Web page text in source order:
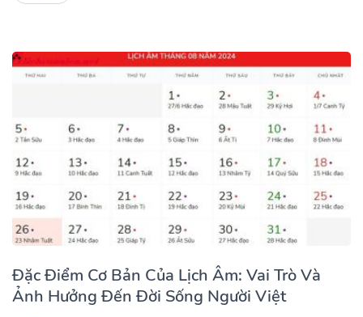
Đặc Điểm Cơ Bản Của Lịch Âm: Vai Trò Và
Ảnh Hưởng Đến Đời Sống Người Việt